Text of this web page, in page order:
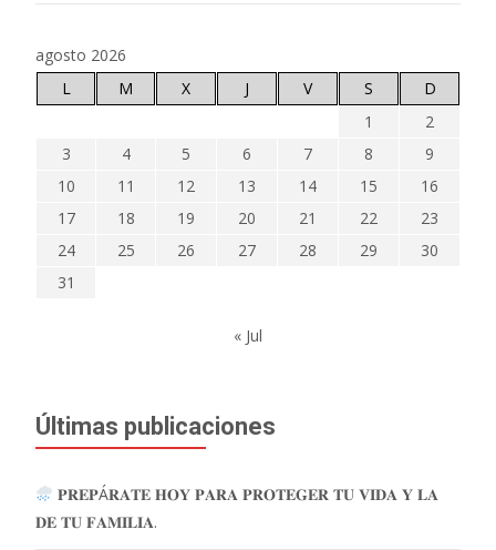
agosto 2026
L
M X J V S
D
1
2
3
4 5 6 7 8
9
10
11 12 13 14 15
16
17
18 19 20 21 22
23
24
25 26 27 28 29
30
31
« Jul
Últimas publicaciones
𝐏𝐑𝐄𝐏Á𝐑𝐀𝐓𝐄 𝐇𝐎𝐘 𝐏𝐀𝐑𝐀 𝐏𝐑𝐎𝐓𝐄𝐆𝐄𝐑 𝐓𝐔 𝐕𝐈𝐃𝐀 𝐘 𝐋𝐀
𝐃𝐄 𝐓𝐔 𝐅𝐀𝐌𝐈𝐋𝐈𝐀.